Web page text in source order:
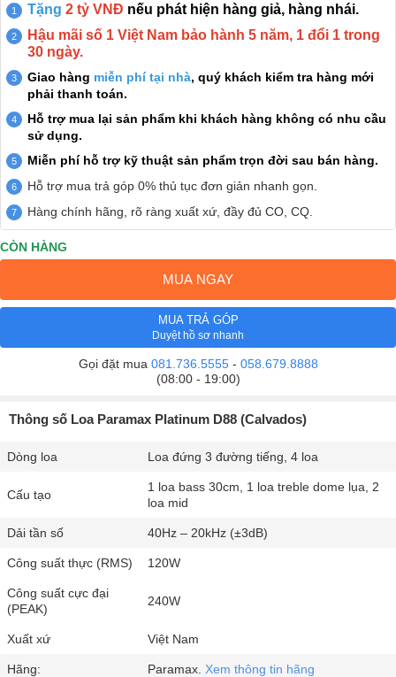
Tặng 2 tỷ VNĐ nếu phát hiện hàng giả, hàng nhái.
Hậu mãi số 1 Việt Nam bảo hành 5 năm, 1 đổi 1 trong
30 ngày.
Giao hàng miễn phí tại nhà, quý khách kiểm tra hàng mới
phải thanh toán.
Hỗ trợ mua lại sản phẩm khi khách hàng không có nhu cầu
sử dụng.
Miễn phí hỗ trợ kỹ thuật sản phẩm trọn đời sau bán hàng.
Hỗ trợ mua trả góp 0% thủ tục đơn giản nhanh gọn.
Hàng chính hãng, rõ ràng xuất xứ, đầy đủ CO, CQ.
CÒN HÀNG
MUA NGAY
MUA TRẢ GÓP
Duyệt hồ sơ nhanh
Gọi đặt mua 081.736.5555- 058.679.8888
(08:00 - 19:00)
Thông số Loa Paramax Platinum D88 (Calvados)
Dòng loa Loa đứng 3 đường tiếng, 4 loa
Cấu tạo
1 loa bass 30cm, 1 loa treble dome lụa, 2
loa mid
Dải tần số 40Hz – 20kHz (±3dB)
Công suất thực (RMS) 120W
Công suất cực đại
(PEAK)
240W
Xuất xứ Việt Nam
Hãng: Paramax. Xem thông tin hãng